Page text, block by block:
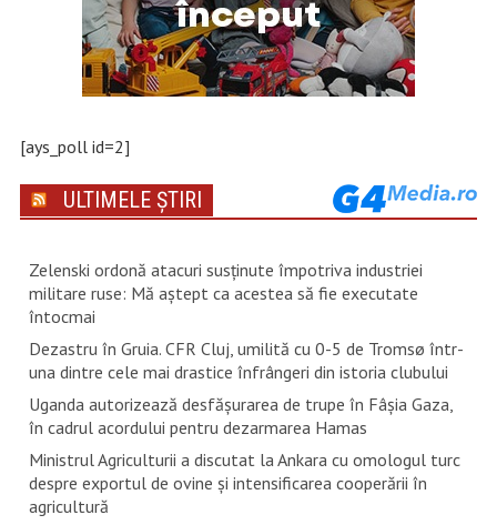
[ays_poll id=2]
ULTIMELE ȘTIRI
Zelenski ordonă atacuri susţinute împotriva industriei
militare ruse: Mă aştept ca acestea să fie executate
întocmai
Dezastru în Gruia. CFR Cluj, umilită cu 0-5 de Tromsø într-
una dintre cele mai drastice înfrângeri din istoria clubului
Uganda autorizează desfăşurarea de trupe în Fâşia Gaza,
în cadrul acordului pentru dezarmarea Hamas
Ministrul Agriculturii a discutat la Ankara cu omologul turc
despre exportul de ovine și intensificarea cooperării în
agricultură